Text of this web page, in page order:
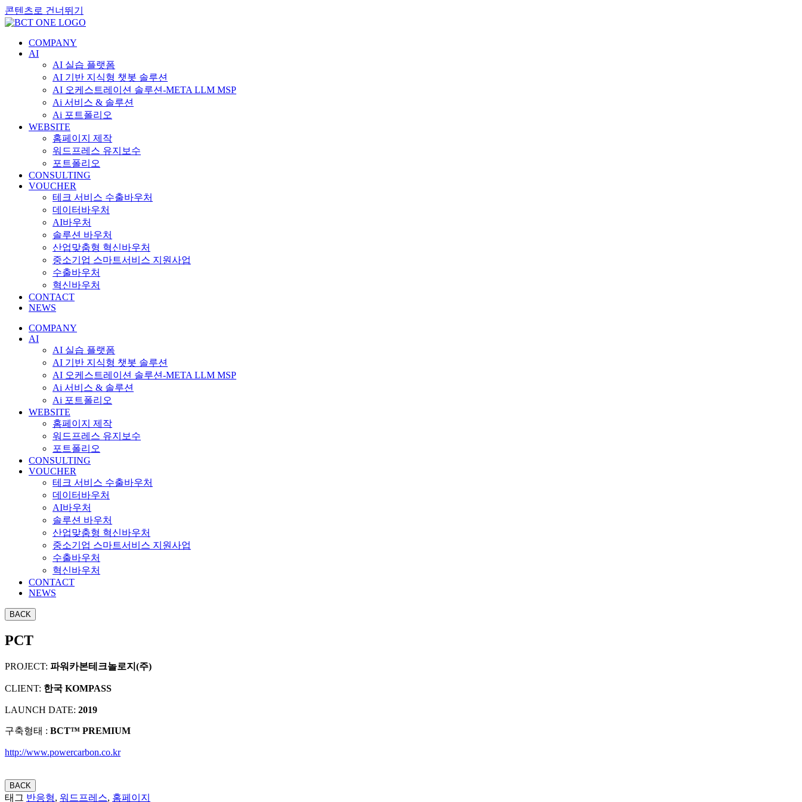
콘텐츠로 건너뛰기
COMPANY
AI
AI 실습 플랫폼
AI 기반 지식형 챗봇 솔루션
AI 오케스트레이션 솔루션-META LLM MSP
Ai 서비스 & 솔루션
Ai 포트폴리오
WEBSITE
홈페이지 제작
워드프레스 유지보수
포트폴리오
CONSULTING
VOUCHER
테크 서비스 수출바우처
데이터바우처
AI바우처
솔루션 바우처
산업맞춤형 혁신바우처
중소기업 스마트서비스 지원사업
수출바우처
혁신바우처
CONTACT
NEWS
COMPANY
AI
AI 실습 플랫폼
AI 기반 지식형 챗봇 솔루션
AI 오케스트레이션 솔루션-META LLM MSP
Ai 서비스 & 솔루션
Ai 포트폴리오
WEBSITE
홈페이지 제작
워드프레스 유지보수
포트폴리오
CONSULTING
VOUCHER
테크 서비스 수출바우처
데이터바우처
AI바우처
솔루션 바우처
산업맞춤형 혁신바우처
중소기업 스마트서비스 지원사업
수출바우처
혁신바우처
CONTACT
NEWS
PCT
PROJECT: 파워카본테크놀로지(주)
CLIENT: 한국 KOMPASS
LAUNCH DATE: 2019
구축형태 : BCT™ PREMIUM
http://www.powercarbon.co.kr
태그 반응형, 워드프레스, 홈페이지